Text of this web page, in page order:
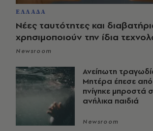
ΕΛΛΑΔΑ
Νέες ταυτότητες και
χρησιμοποιούν την ίδια
Newsroom
Ανείπωτη
Μητέρα έπεσε
πνίγηκε μπροστά
ανήλικα παιδιά
Newsroom